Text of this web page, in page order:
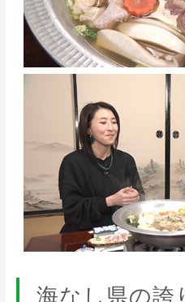
海なし県の誇